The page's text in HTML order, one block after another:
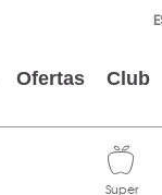
Ofertas Club